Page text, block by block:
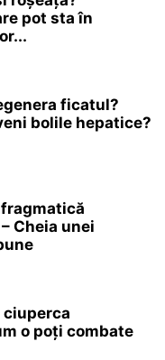
pot sta în
ficatul?
bolile hepatice?
Cheia unei
ciuperca
o poți combate